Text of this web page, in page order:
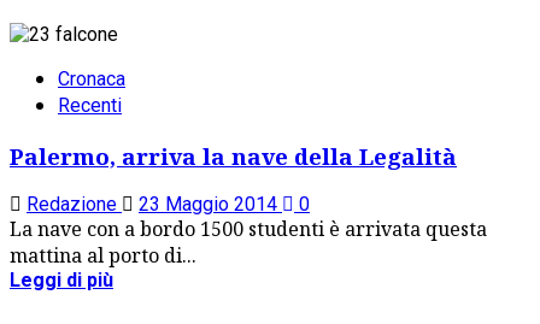
Cronaca
Recenti
Palermo, arriva la nave della Legalità
Redazione 23 Maggio 2014 0
La nave con a bordo 1500 studenti è arrivata questa
mattina al porto di...
Leggi di più